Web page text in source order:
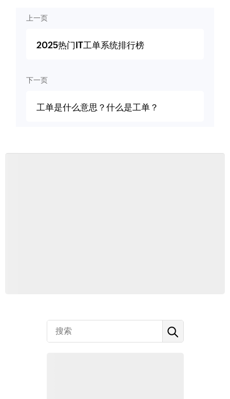
上一页
2025热门IT工单系统排行榜
下一页
工单是什么意思？什么是工单？